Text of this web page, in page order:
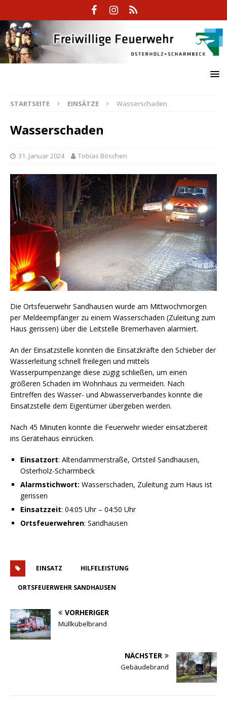
STARTSEITE EINSÄTZE Wasserschaden
Wasserschaden
31. Januar 2024 Tobias Böschen
Die Ortsfeuerwehr Sandhausen wurde am Mittwochmorgen
per Meldeempfänger zu einem Wasserschaden (Zuleitung zum
Haus gerissen) über die Leitstelle Bremerhaven alarmiert.
An der Einsatzstelle konnten die Einsatzkräfte den Schieber der
Wasserleitung schnell freilegen und mittels
Wasserpumpenzange diese zügig schließen, um einen
größeren Schaden im Wohnhaus zu vermeiden. Nach
Eintreffen des Wasser- und Abwasserverbandes konnte die
Einsatzstelle dem Eigentümer übergeben werden.
Nach 45 Minuten konnte die Feuerwehr wieder einsatzbereit
ins Gerätehaus einrücken.
Einsatzort: Altendammerstraße, Ortsteil Sandhausen,
Osterholz-Scharmbeck
Alarmstichwort: Wasserschaden, Zuleitung zum Haus ist
gerissen
Einsatzzeit: 04:05 Uhr – 04:50 Uhr
Ortsfeuerwehren: Sandhausen
EINSATZ HILFELEISTUNG
ORTSFEUERWEHR SANDHAUSEN
VORHERIGER
Müllkübelbrand
NÄCHSTER
Gebäudebrand